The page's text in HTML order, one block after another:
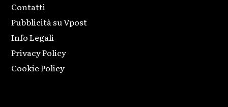
Contatti
Pubblicità su Vpost
Info Legali
Privacy Policy
Cookie Policy